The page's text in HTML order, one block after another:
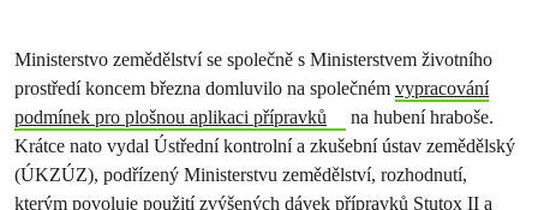
Ministerstvo zemědělství se společně s Ministerstvem životního
prostředí koncem března domluvilo na společném vypracování
podmínek pro plošnou aplikaci přípravků
na hubení hraboše.
Krátce nato vydal Ústřední kontrolní a zkušební ústav zemědělský
(ÚKZÚZ), podřízený Ministerstvu zemědělství, rozhodnutí,
kterým povoluje použití zvýšených dávek přípravků Stutox II a